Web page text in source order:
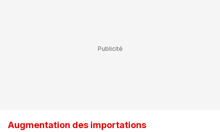
Augmentation des importations